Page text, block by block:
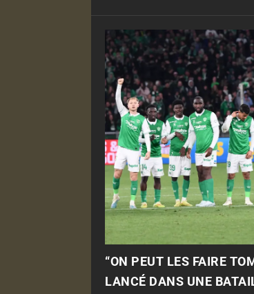
“ON PEUT LES FAIRE
LANCÉ DANS UNE